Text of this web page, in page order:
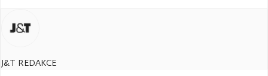
J&T REDAKCE